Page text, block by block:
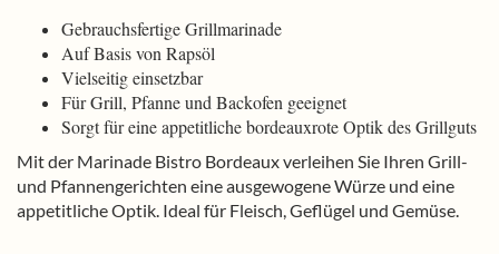
Gebrauchsfertige Grillmarinade
Auf Basis von Rapsöl
Vielseitig einsetzbar
Für Grill, Pfanne und Backofen geeignet
Sorgt für eine appetitliche bordeauxrote Optik des Grillguts
Mit der Marinade Bistro Bordeaux verleihen Sie Ihren Grill-
und Pfannengerichten eine ausgewogene Würze und eine
appetitliche Optik. Ideal für Fleisch, Geflügel und Gemüse.